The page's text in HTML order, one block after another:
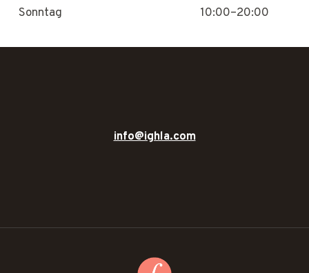
Sonntag
10:00–20:00
info@ighla.com